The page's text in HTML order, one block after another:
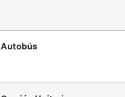
Autobús